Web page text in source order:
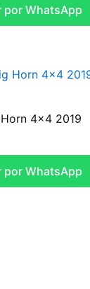
por WhatsApp
4×4 2019
por WhatsApp